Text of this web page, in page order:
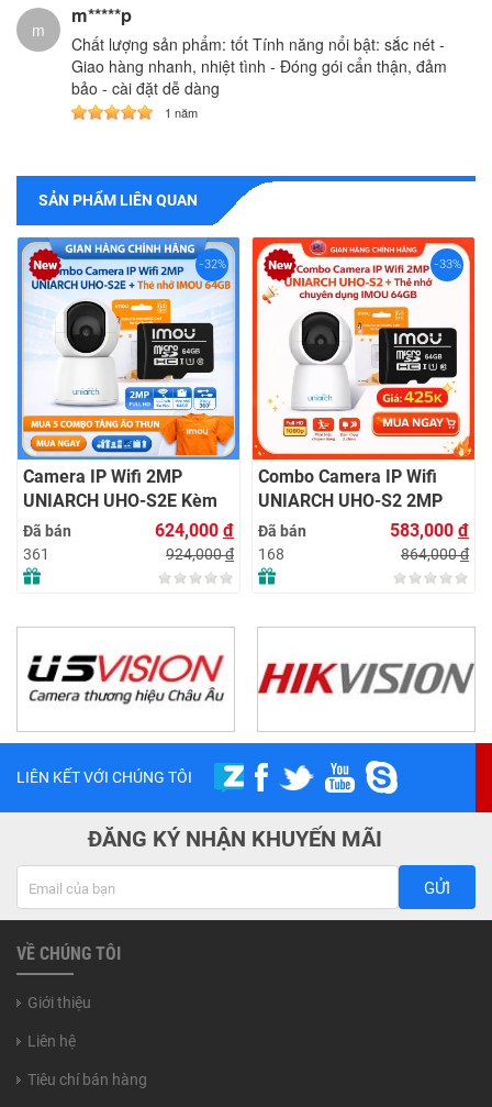
m
m*****p
Chất lượng sản phẩm: tốt Tính năng nổi bật: sắc nét -
Giao hàng nhanh, nhiệt tình - Đóng gói cẩn thận, đảm
bảo - cài đặt dễ dàng
1 năm
SẢN PHẨM LIÊN QUAN
-32%
Camera IP Wifi 2MP
UNIARCH UHO-S2E Kèm
Thẻ Nhớ IMOU 64GB |
Xem Từ Xa | Dễ Lắp Đặt
Đã bán
361
624,000 đ
924,000đ
-33%
Combo Camera IP Wifi
UNIARCH UHO-S2 2MP
Kèm Thẻ Nhớ IMOU 64GB
| Phù Hợp Nhà & Cửa Hàng
Đã bán
168
583,000 đ
864,000đ
LIÊN KẾT VỚI CHÚNG TÔI
ĐĂNG KÝ NHẬN KHUYẾN MÃI
GỬI
VỀ CHÚNG TÔI
Giới thiệu
Liên hệ
Tiêu chí bán hàng